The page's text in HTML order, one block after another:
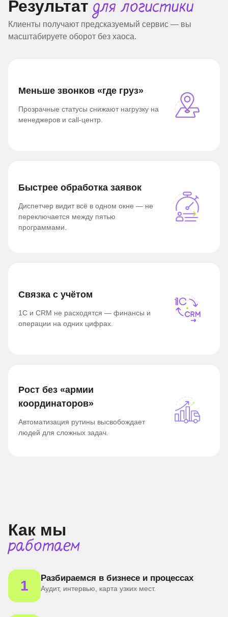
Результат для логистики
Клиенты получают предсказуемый сервис — вы
масштабируете оборот без хаоса.
Меньше звонков «где груз»
Прозрачные статусы снижают нагрузку на
менеджеров и call-центр.
Быстрее обработка заявок
Диспетчер видит всё в одном окне — не
переключается между пятью
программами.
Связка с учётом
1С и CRM не расходятся — финансы и
операции на одних цифрах.
Рост без «армии
координаторов»
Автоматизация рутины высвобождает
людей для сложных задач.
Как мы
работаем
1 Разбираемся в бизнесе и процессах
Аудит, интервью, карта узких мест.